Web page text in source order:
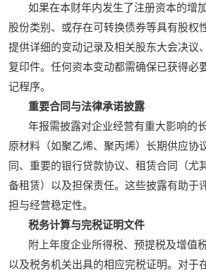
如果在本财年内发生了注册资本的增
股份类别、或存在可转换债券等具有股权
提供详细的变动记录及相关股东大会决议
复印件。任何资本变动都需确保已获得必
记程序。
重要合同与法律承诺披露
年报需披露对企业经营有重大影响的
原材料（如聚乙烯、聚丙烯）长期供应协
同、重要的银行贷款协议、租赁合同（尤
备租赁）以及担保责任。这些披露有助于
担与经营稳定性。
税务计算与完税证明文件
附上年度企业所得税、预提税及增值税
以及税务机关出具的相应完税证明。对于